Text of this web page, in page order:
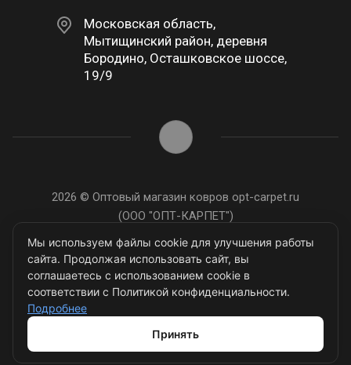
Московская область,
Мытищинский район, деревня
Бородино, Осташковское шоссе,
19/9
2026 © Оптовый магазин ковров opt-carpet.ru
(ООО "ОПТ-КАРПЕТ")
ИНН: 7743907105
Мы используем файлы cookie для улучшения работы
сайта. Продолжая использовать сайт, вы
соглашаетесь с использованием cookie в
соответствии с Политикой конфиденциальности.
Подробнее
Принять